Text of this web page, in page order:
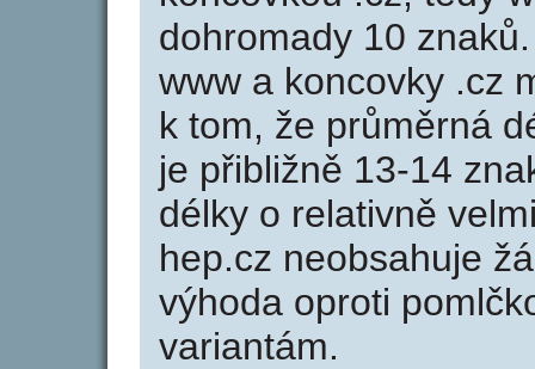
dohromady 10
www a koncovky .cz
k tom, že průměrná
je přibližně 13-14
délky o relativně
hep.cz neobsahuje
výhoda oproti
variantám.